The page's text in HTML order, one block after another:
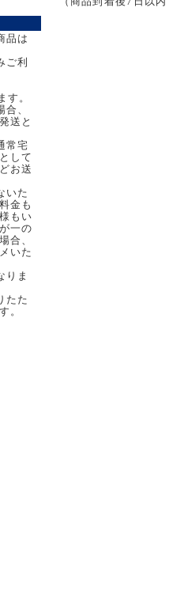
品は
ご利
す。
、
送と
常宅
して
お送
いた
金も
もい
一の
合、
いた
りま
たた
。